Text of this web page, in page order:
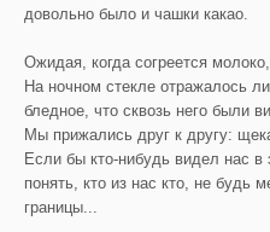
довольно было и чашки какао.
Ожидая, когда согреется
На ночном стекле отражалось
бледное, что сквозь него были
Мы прижались друг к другу:
Если бы кто-нибудь видел нас
понять, кто из нас кто, не будь
границы...